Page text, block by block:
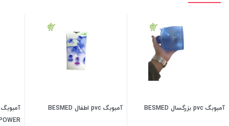
آمبوبگ pvc بزرگسال BESMED آمبوبگ pvc اطفال BESMED